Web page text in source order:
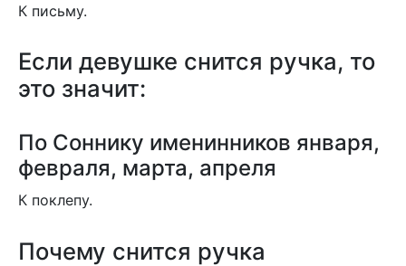
К письму.
Если девушке снится ручка, то
это значит:
По Соннику именинников января,
февраля, марта, апреля
К поклепу.
Почему снится ручка